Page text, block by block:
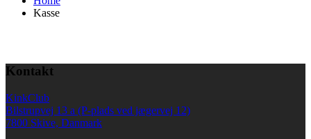
Kasse
Kontakt
KinkClub
Bilstrupvej 13 a (P-plads ved jægervej 12)
7800 Skive, Danmark